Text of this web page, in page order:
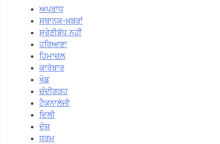
ਅਪਰਾਧ
ਸਥਾਨਕ-ਖ਼ਬਰਾਂ
ਸ਼੍ਰੇਣੀਬੱਧ ਨਹੀਂ
ਹਰਿਆਣਾ
ਹਿਮਾਚਲ
ਕਾਰੋਬਾਰ
ਖੇਡ
ਚੰਦੀਗੜਹ
ਟੈਕਨਾਲੋਜੀ
ਦਿਲੀ
ਦੇਸ਼
ਧਰਮ